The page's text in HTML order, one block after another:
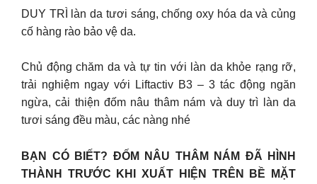
DUY TRÌ làn da tươi sáng, chống oxy hóa da và củng
cố hàng rào bảo vệ da.
Chủ động chăm da và tự tin với làn da khỏe rạng rỡ,
trải nghiệm ngay với Liftactiv B3 – 3 tác động ngăn
ngừa, cải thiện đốm nâu thâm nám và duy trì làn da
tươi sáng đều màu, các nàng nhé
BẠN CÓ BIẾT? ĐỐM NÂU THÂM NÁM ĐÃ HÌNH
THÀNH TRƯỚC KHI XUẤT HIỆN TRÊN BỀ MẶT